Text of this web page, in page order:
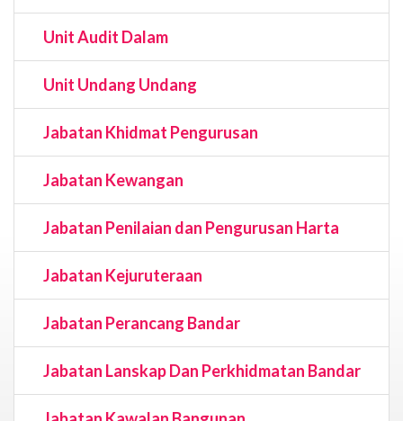
Unit Audit Dalam
Unit Undang Undang
Jabatan Khidmat Pengurusan
Jabatan Kewangan
Jabatan Penilaian dan Pengurusan Harta
Jabatan Kejuruteraan
Jabatan Perancang Bandar
Jabatan Lanskap Dan Perkhidmatan Bandar